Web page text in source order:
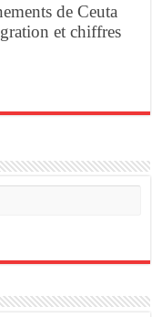
de Ceuta
et chiffres